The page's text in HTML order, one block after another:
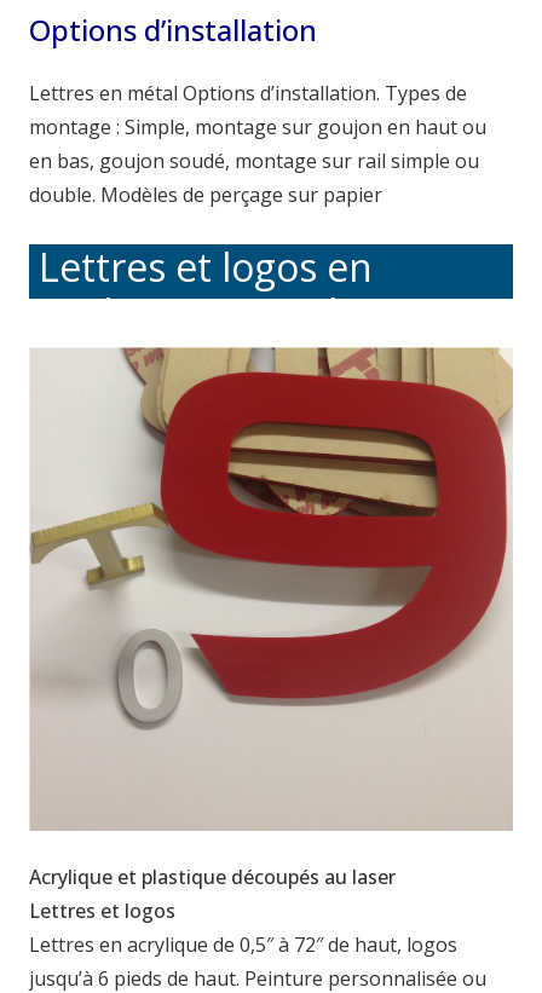
Options d’installation
Lettres en métal Options d’installation. Types de
montage : Simple, montage sur goujon en haut ou
en bas, goujon soudé, montage sur rail simple ou
double. Modèles de perçage sur papier
Lettres et logos en
acrylique et en plastique
Acrylique et plastique découpés au laser
Lettres et logos
Lettres en acrylique de 0,5″ à 72″ de haut, logos
jusqu’à 6 pieds de haut. Peinture personnalisée ou